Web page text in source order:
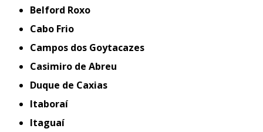
Belford Roxo
Cabo Frio
Campos dos Goytacazes
Casimiro de Abreu
Duque de Caxias
Itaboraí
Itaguaí